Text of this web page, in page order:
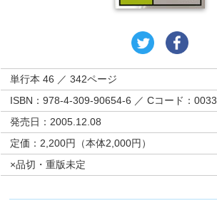
単行本 46 ／ 342ページ
ISBN：978-4-309-90654-6 ／ Cコード：0033
発売日：2005.12.08
定価：2,200円（本体2,000円）
×品切・重版未定